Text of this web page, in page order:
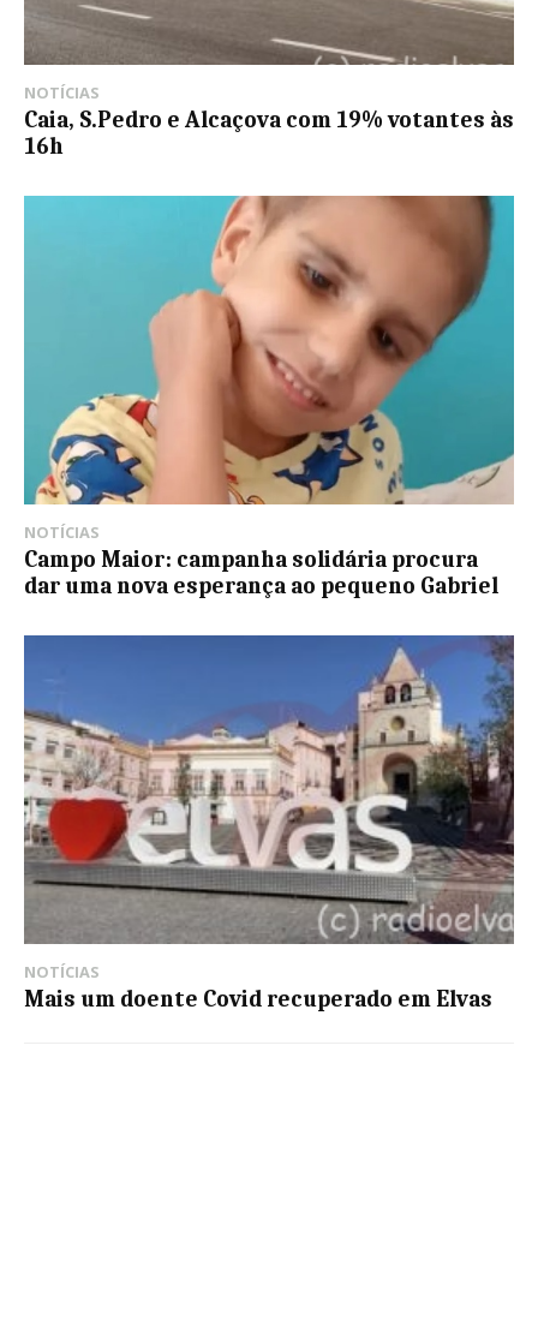
NOTÍCIAS
Caia, S.Pedro e Alcaçova com 19% votantes às
16h
NOTÍCIAS
Campo Maior: campanha solidária procura
dar uma nova esperança ao pequeno Gabriel
NOTÍCIAS
Mais um doente Covid recuperado em Elvas